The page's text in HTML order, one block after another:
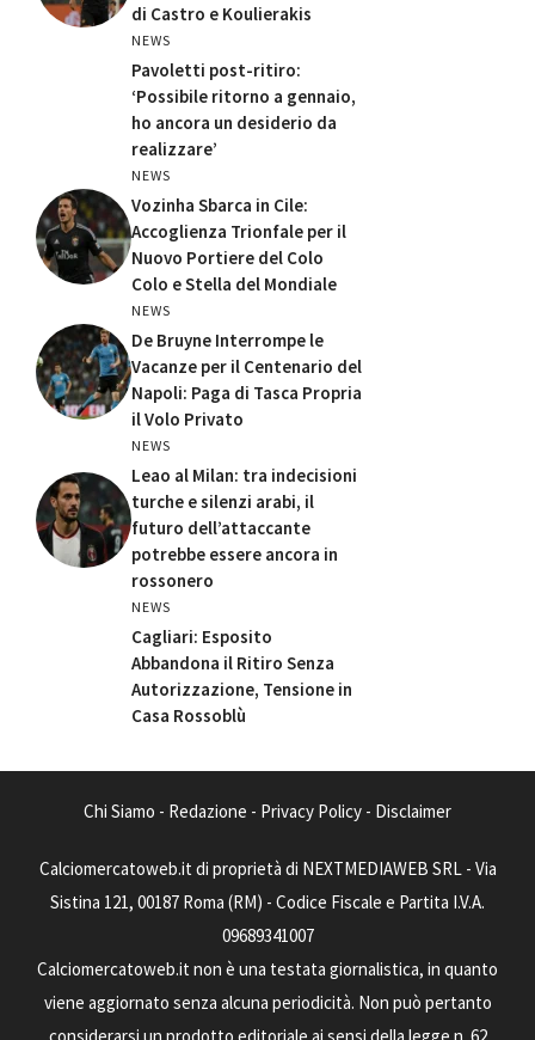
di Castro e Koulierakis
NEWS
Pavoletti post-ritiro:
‘Possibile ritorno a gennaio,
ho ancora un desiderio da
realizzare’
NEWS
Vozinha Sbarca in Cile:
Accoglienza Trionfale per il
Nuovo Portiere del Colo
Colo e Stella del Mondiale
NEWS
De Bruyne Interrompe le
Vacanze per il Centenario del
Napoli: Paga di Tasca Propria
il Volo Privato
NEWS
Leao al Milan: tra indecisioni
turche e silenzi arabi, il
futuro dell’attaccante
potrebbe essere ancora in
rossonero
NEWS
Cagliari: Esposito
Abbandona il Ritiro Senza
Autorizzazione, Tensione in
Casa Rossoblù
Chi Siamo - Redazione - Privacy Policy - Disclaimer
Calciomercatoweb.it di proprietà di NEXTMEDIAWEB SRL - Via
Sistina 121, 00187 Roma (RM) - Codice Fiscale e Partita I.V.A.
09689341007
Calciomercatoweb.it non è una testata giornalistica, in quanto
viene aggiornato senza alcuna periodicità. Non può pertanto